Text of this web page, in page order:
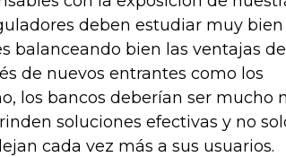
deben estudiar muy bien
balanceando bien las ventajas
de nuevos entrantes como los
los bancos deberían ser mucho
soluciones efectivas y no
cada vez más a sus usuarios.